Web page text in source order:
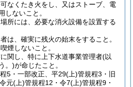
なくたき火をし、又はストーブ、電
しないこと。
所には、必要な消火設備を設置する
は、確実に残火の始末をすること。
煙しないこと。
関し、特に上下水道事業管理者(以
。)が命じたこと。
5・一部改正、平29(上)管規程3・旧
元(上)管規程12・令7(上)管規程9・